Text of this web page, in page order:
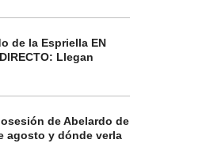
de la Espriella EN
Llegan
de Abelardo de
agosto y dónde verla